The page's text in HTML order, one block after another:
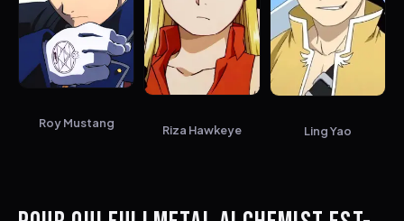
Roy Mustang
Riza Hawkeye Ling Yao